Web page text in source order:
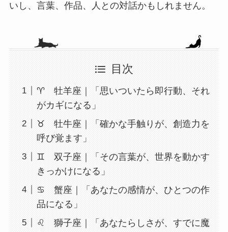
いし、言葉、作品、人との対話かもしれません。
目次
♈ 牡羊座｜「思いついたら即行動、それ
がカギになる」
♉ 牡牛座｜「確かな手触りが、創造力を
呼び覚ます」
♊ 双子座｜「その言葉が、世界を動かす
きっかけになる」
♋ 蟹座｜「あなたの感情が、ひとつの作
品になる」
♌ 獅子座｜「あなたらしさが、すでに魔